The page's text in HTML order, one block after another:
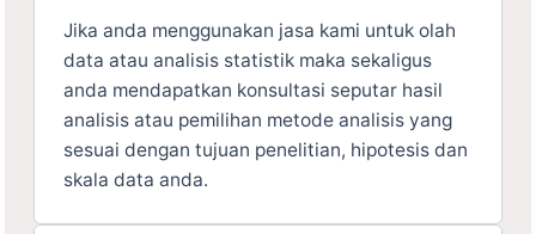
Jika anda menggunakan jasa kami untuk olah
data atau analisis statistik maka sekaligus
anda mendapatkan konsultasi seputar hasil
analisis atau pemilihan metode analisis yang
sesuai dengan tujuan penelitian, hipotesis dan
skala data anda.